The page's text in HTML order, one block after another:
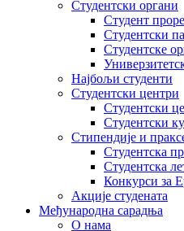
Студентски органи
Студент
Студентски
Студентске
Најбољи студенти
Студентски центри
Студентски
Студентски
Стипендије и
Студентска
Студентска
Конкурси за
Акције студената
Међународна сарадња
О нама